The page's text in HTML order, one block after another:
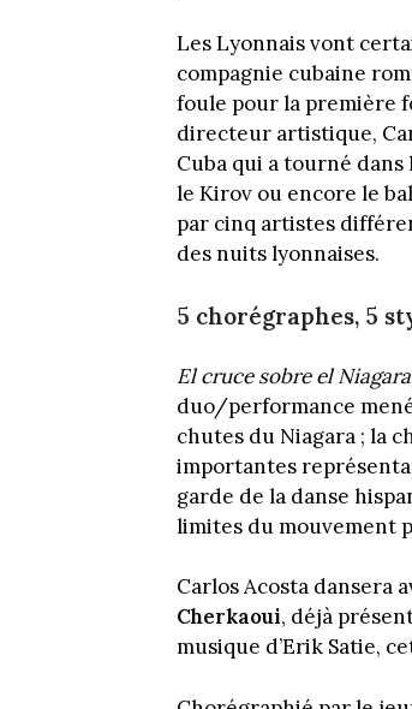
Les Lyonnais vont
compagnie cubaine
foule pour la première
directeur artistique,
Cuba qui a tourné dans
le Kirov ou encore le
par cinq artistes
des nuits lyonnaises.
5 chorégraphes, 5
El cruce sobre el Niagara
duo/performance
chutes du Niagara ; la
importantes
garde de la danse
limites du mouvement
Carlos Acosta dansera
Cherkaoui, déjà
musique d’Erik Satie,